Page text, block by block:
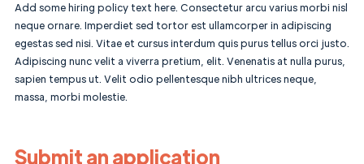
Add some hiring policy text here. Consectetur arcu varius morbi nisl
neque ornare. Imperdiet sed tortor est ullamcorper in adipiscing
egestas sed nisi. Vitae et cursus interdum quis purus tellus orci justo.
Adipiscing nunc velit a viverra pretium, elit. Venenatis at nulla purus,
sapien tempus ut. Velit odio pellentesque nibh ultrices neque,
massa, morbi molestie.
Submit an application